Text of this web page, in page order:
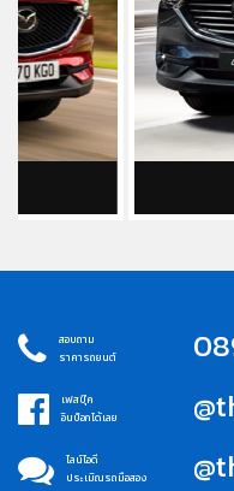
รับซื้อร
สอบถาม
ราคารถยนต์
เฟสบุ๊ค
อินบ็อกได้เลย
ไลน์ไอดี
ประเมิณรถมือสอง